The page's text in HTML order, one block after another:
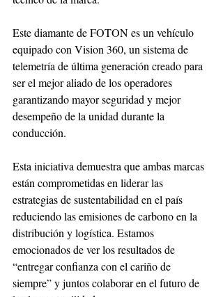
Este diamante de FOTON es un vehículo
equipado con Vision 360, un sistema de
telemetría de última generación creado para
ser el mejor aliado de los operadores
garantizando mayor seguridad y mejor
desempeño de la unidad durante la
conducción.
Esta iniciativa demuestra que ambas marcas
están comprometidas en liderar las
estrategias de sustentabilidad en el país
reduciendo las emisiones de carbono en la
distribución y logística. Estamos
emocionados de ver los resultados de
“entregar confianza con el cariño de
siempre” y juntos colaborar en el futuro de